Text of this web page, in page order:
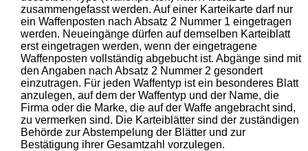
zusammengefasst werden. Auf einer Karteikarte darf nur
ein Waffenposten nach Absatz 2 Nummer 1 eingetragen
werden. Neueingänge dürfen auf demselben Karteiblatt
erst eingetragen werden, wenn der eingetragene
Waffenposten vollständig abgebucht ist. Abgänge sind mit
den Angaben nach Absatz 2 Nummer 2 gesondert
einzutragen. Für jeden Waffentyp ist ein besonderes Blatt
anzulegen, auf dem der Waffentyp und der Name, die
Firma oder die Marke, die auf der Waffe angebracht sind,
zu vermerken sind. Die Karteiblätter sind der zuständigen
Behörde zur Abstempelung der Blätter und zur
Bestätigung ihrer Gesamtzahl vorzulegen.